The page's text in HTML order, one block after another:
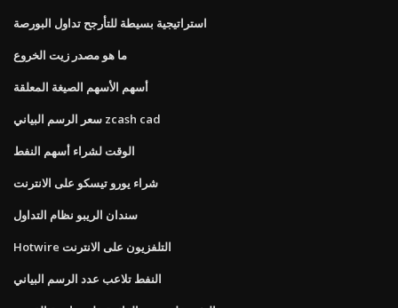
استراتيجية بسيطة للتأرجح تداول البورصة
ما هو مصدر زيت الخروع
أسهم الأسهم الصيغة المعلقة
سعر الرسم البياني zcash cad
الوقت لشراء أسهم النفط
شراء يورو تيسكو على الانترنت
سندان الريبو نظام التداول
Hotwire التلفزيون على الانترنت
النفط تلاعب عدد الرسم البياني